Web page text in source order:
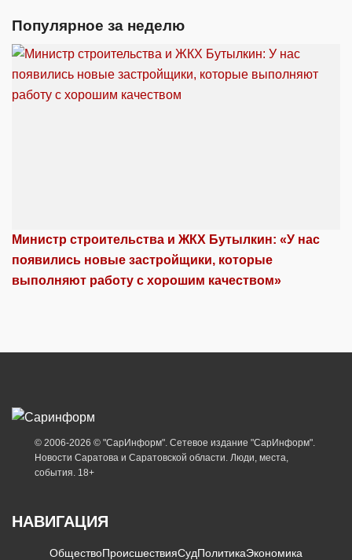
Популярное за неделю
Министр строительства и ЖКХ Бутылкин: «У нас
появились новые застройщики, которые
выполняют работу с хорошим качеством»
© 2006-2026 © "СарИнформ". Сетевое издание "СарИнформ".
Новости Саратова и Саратовской области. Люди, места,
события. 18+
НАВИГАЦИЯ
ОбществоПроисшествияСудПолитикаЭкономика